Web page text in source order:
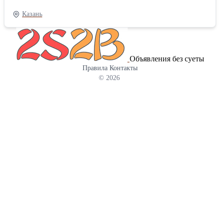
Грузоподъёмность: 21000 кг Состояние: новый Пробег: 1 200 км
ПТС или ПСМ: Есть Доступность: В наличии Любые модели
грузовиков МАЗ от официального дилера, договорные цены с
НДС, в лизинг, в рассрочку, в кредит.
Казань
Объявления без суеты
Правила Контакты
© 2026